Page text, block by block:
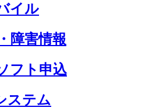
イル
障害情報
フト申込
ステム